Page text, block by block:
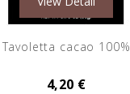
Tavoletta cacao 100%
4,20 €